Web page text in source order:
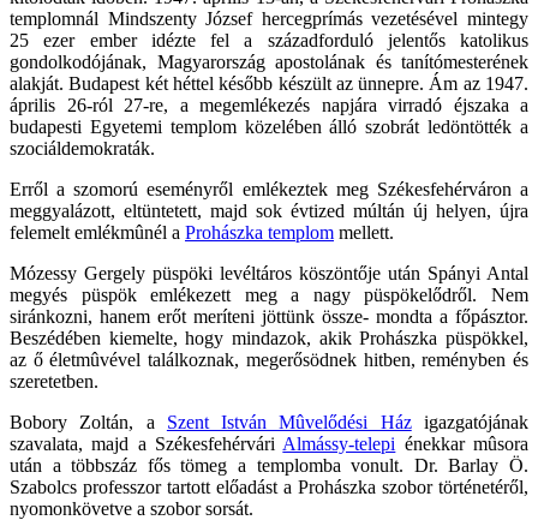
templomnál Mindszenty József hercegprímás vezetésével mintegy
25 ezer ember idézte fel a századforduló jelentős katolikus
gondolkodójának, Magyarország apostolának és tanítómesterének
alakját. Budapest két héttel később készült az ünnepre. Ám az 1947.
április 26-ról 27-re, a megemlékezés napjára virradó éjszaka a
budapesti Egyetemi templom közelében álló szobrát ledöntötték a
szociáldemokraták.
Erről a szomorú eseményről emlékeztek meg Székesfehérváron a
meggyalázott, eltüntetett, majd sok évtized múltán új helyen, újra
felemelt emlékmûnél a Prohászka templom mellett.
Mózessy Gergely püspöki levéltáros köszöntője után Spányi Antal
megyés püspök emlékezett meg a nagy püspökelődről. Nem
siránkozni, hanem erőt meríteni jöttünk össze- mondta a főpásztor.
Beszédében kiemelte, hogy mindazok, akik Prohászka püspökkel,
az ő életmûvével találkoznak, megerősödnek hitben, reményben és
szeretetben.
Bobory Zoltán, a Szent István Mûvelődési Házigazgatójának
szavalata, majd a Székesfehérvári Almássy-telepi énekkar mûsora
után a többszáz fős tömeg a templomba vonult. Dr. Barlay Ö.
Szabolcs professzor tartott előadást a Prohászka szobor történetéről,
nyomonkövetve a szobor sorsát.